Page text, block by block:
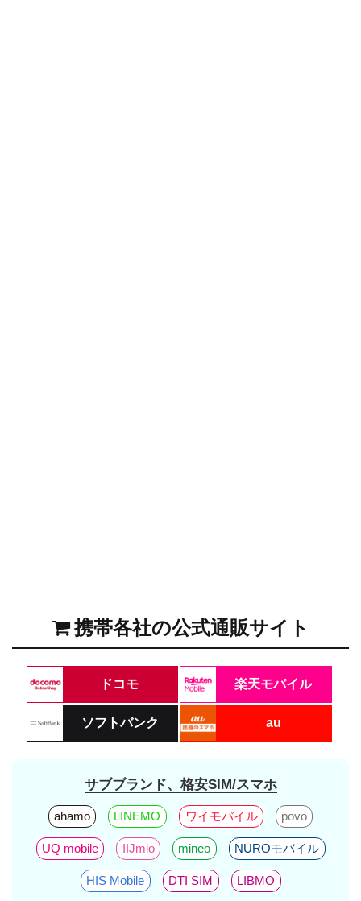
携帯各社の公式通販サイト
ドコモ 楽天モバイル
ソフトバンク au
サブブランド、格安SIM/スマホ
ahamo LINEMO ワイモバイル povo
UQ mobile IIJmio mineo NUROモバイル
HIS Mobile DTI SIM LIBMO